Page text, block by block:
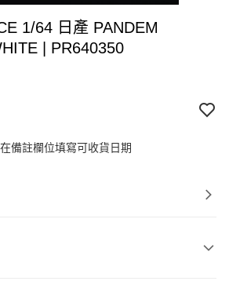
1/64 日產 PANDEM
| PR640350
備註欄位填寫可收貨日期